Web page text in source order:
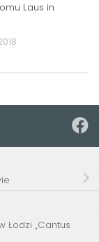
Laus in
Łodzi „Cantus